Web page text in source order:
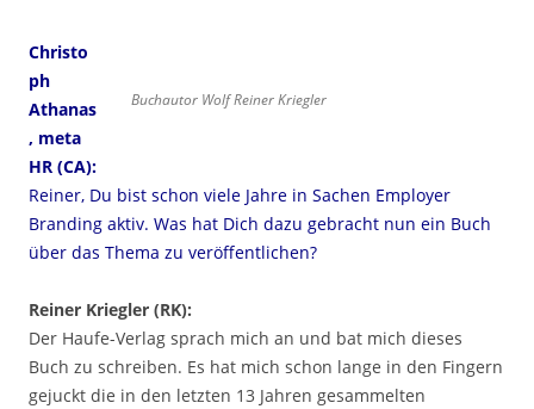
Buchautor Wolf Reiner Kriegler
Christo
ph
Athanas
, meta
HR (CA):
Reiner, Du bist schon viele Jahre in Sachen Employer
Branding aktiv. Was hat Dich dazu gebracht nun ein Buch
über das Thema zu veröffentlichen?
Reiner Kriegler (RK):
Der Haufe-Verlag sprach mich an und bat mich dieses
Buch zu schreiben. Es hat mich schon lange in den Fingern
gejuckt die in den letzten 13 Jahren gesammelten